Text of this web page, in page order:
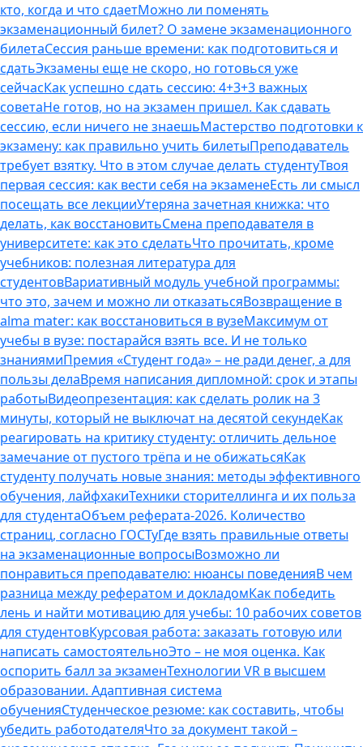
кто, когда и что сдаетМожно ли поменять
экзаменационный билет? О замене экзаменационного
билетаСессия раньше времени: как подготовиться и
сдатьЭкзамены еще не скоро, но готовься уже
сейчасКак успешно сдать сессию: 4+3+3 важных
советаНе готов, но на экзамен пришел. Как сдавать
сессию, если ничего не знаешьМастерство подготовки к
экзамену: как правильно учить билетыПреподаватель
требует взятку. Что в этом случае делать студентуТвоя
первая сессия: как вести себя на экзаменеЕсть ли смысл
посещать все лекцииУтеряна зачетная книжка: что
делать, как восстановитьСмена преподавателя в
университете: как это сделатьЧто прочитать, кроме
учебников: полезная литература для
студентовВариативный модуль учебной программы:
что это, зачем и можно ли отказатьсяВозвращение в
alma mater: как восстановиться в вузеМаксимум от
учебы в вузе: постарайся взять все. И не только
знаниямиПремия «Студент года» – не ради денег, а для
пользы делаВремя написания дипломной: срок и этапы
работыВидеопрезентация: как сделать ролик на 3
минуты, который не выключат на десятой секундеКак
реагировать на критику студенту: отличить дельное
замечание от пустого трёпа и не обижатьсяКак
студенту получать новые знания: методы эффективного
обучения, лайфхакиТехники сторителлинга и их польза
для студентаОбъем реферата-2026. Количество
страниц, согласно ГОСТуГде взять правильные ответы
на экзаменационные вопросыВозможно ли
понравиться преподавателю: нюансы поведенияВ чем
разница между рефератом и докладомКак победить
лень и найти мотивацию для учебы: 10 рабочих советов
для студентовКурсовая работа: заказать готовую или
написать самостоятельноЭто – не моя оценка. Как
оспорить балл за экзаменТехнологии VR в высшем
образовании. Адаптивная система
обученияСтуденческое резюме: как составить, чтобы
убедить работодателяЧто за документ такой –